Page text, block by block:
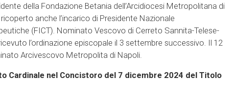
della Fondazione Betania dell’Arcidiocesi Metropolitana di
anche l’incarico di Presidente Nazionale
(FICT). Nominato Vescovo di Cerreto Sannita-Telese-
l’ordinazione episcopale il 3 settembre successivo. Il 12
Arcivescovo Metropolita di Napoli.
Cardinale nel Concistoro del 7 dicembre 2024 del Titolo